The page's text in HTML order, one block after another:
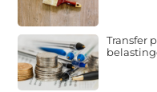
Transfer